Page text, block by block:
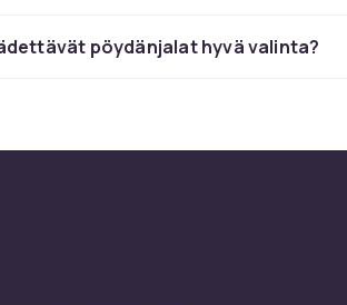
ilme on monen mieleen
luoda. Sohvapöydänjalkoja on yleensä
tasauksen epätasaisille lattioille.
sopivaan
pöydänjalat hyvä valinta?